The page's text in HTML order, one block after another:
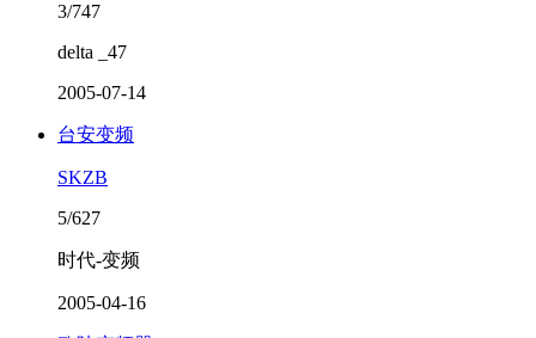
3/747
delta _47
2005-07-14
台安变频
SKZB
5/627
时代-变频
2005-04-16